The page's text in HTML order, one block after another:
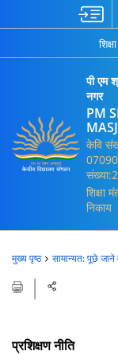
पी एम
नगर
PM
केवि
शिक्षा
निकाय
मुख्य पृष्ठ सामान्यत: पूछे जाने
प्रशिक्षण नीति